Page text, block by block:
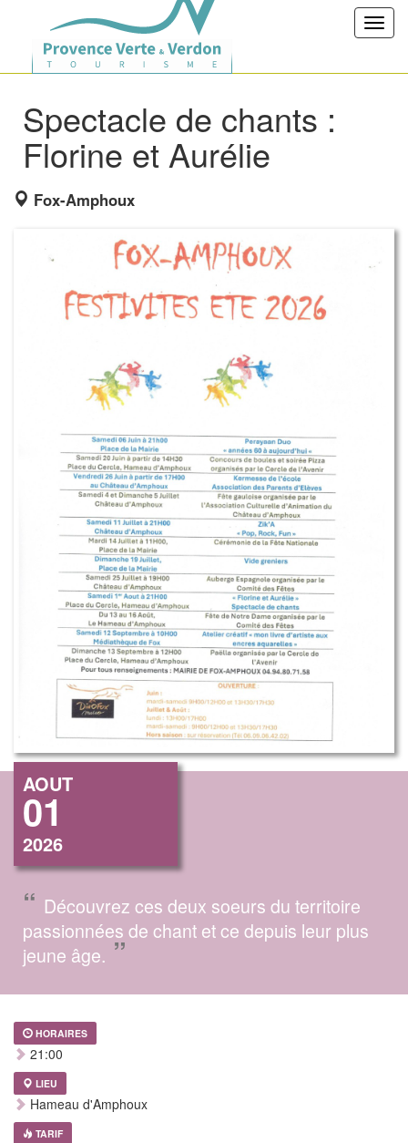
Spectacle de chants :
Florine et Aurélie
Fox-Amphoux
AOUT
01
2026
“ Découvrez ces deux soeurs du territoire
passionnées de chant et ce depuis leur plus
jeune âge. ”
HORAIRES
21:00
LIEU
Hameau d'Amphoux
TARIF